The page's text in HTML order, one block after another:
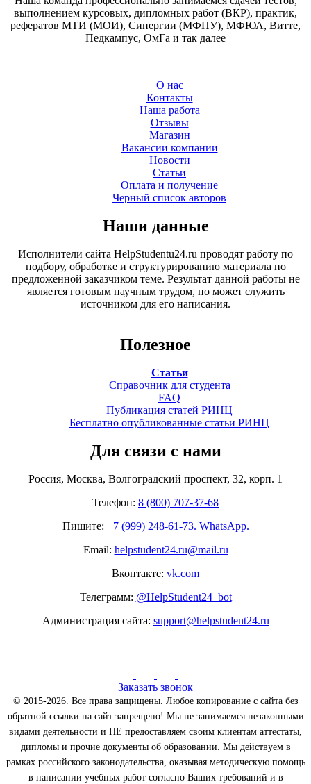
выполнением курсовых, дипломных работ (ВКР), практик,
рефератов МТИ (МОИ), Синергии (МФПУ), МФЮА, Витте,
Педкампус, ОмГа и так далее
О нас
Контакты
Наша работа
Отзывы
Магазин
Вакансии компании
Новости
Статьи
Оплата и получение
Черный список авторов
Наши данные
Исполнители сайта HelpStudentu24.ru проводят работу по
подбору, обработке и структурированию материала по
предложенной заказчиком теме. Результат данной работы не
является готовым научным трудом, но может служить
источником для его написания.
Полезное
Статьи
Справочник для студента
FAQ
Публикация статей РИНЦ
Бесплатно опубликованные статьи РИНЦ
Для связи с нами
Россия, Москва, Волгоградский проспект, 32, корп. 1
Телефон: 8 (800) 707-37-68
Пишите: +7 (999) 248-61-73. WhatsApp.
Email: helpstudent24.ru@mail.ru
Вконтакте: vk.com
Телеграмм: @HelpStudent24_bot
Администрация сайта: support@helpstudent24.ru
Заказать звонок
© 2015-2026. Все права защищены. Любое копирование с сайта без
обратной ссылки на сайт запрещено! Мы не занимаемся незаконными
видами деятельности и НЕ предоставляем своим клиентам аттестаты,
дипломы и прочие документы об образовании. Мы действуем в
рамках российского законодательства, оказывая методическую помощь
в написании учебных работ согласно Ваших требований и в